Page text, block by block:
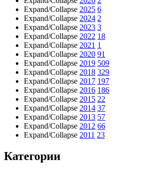
Expand/Collapse 2025 6
Expand/Collapse 2024 2
Expand/Collapse 2023 3
Expand/Collapse 2022 18
Expand/Collapse 2021 1
Expand/Collapse 2020 91
Expand/Collapse 2019 509
Expand/Collapse 2018 329
Expand/Collapse 2017 197
Expand/Collapse 2016 186
Expand/Collapse 2015 22
Expand/Collapse 2014 37
Expand/Collapse 2013 57
Expand/Collapse 2012 66
Expand/Collapse 2011 23
Категории